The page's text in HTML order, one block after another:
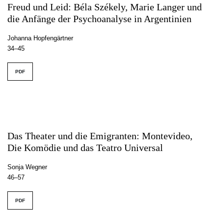
Freud und Leid: Béla Székely, Marie Langer und
die Anfänge der Psychoanalyse in Argentinien
Johanna Hopfengärtner
34–45
PDF
Das Theater und die Emigranten: Montevideo,
Die Komödie und das Teatro Universal
Sonja Wegner
46–57
PDF